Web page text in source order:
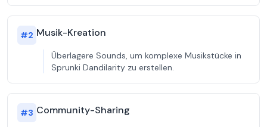
#2 Musik-Kreation
Überlagere Sounds, um komplexe Musikstücke in
Sprunki Dandilarity zu erstellen.
#3 Community-Sharing